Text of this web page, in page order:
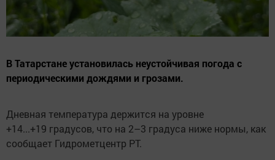
В Татарстане установилась неустойчивая погода с
периодическими дождями и грозами.
Дневная температура держится на уровне
+14...+19 градусов, что на 2–3 градуса ниже нормы, как
сообщает Гидрометцентр РТ.